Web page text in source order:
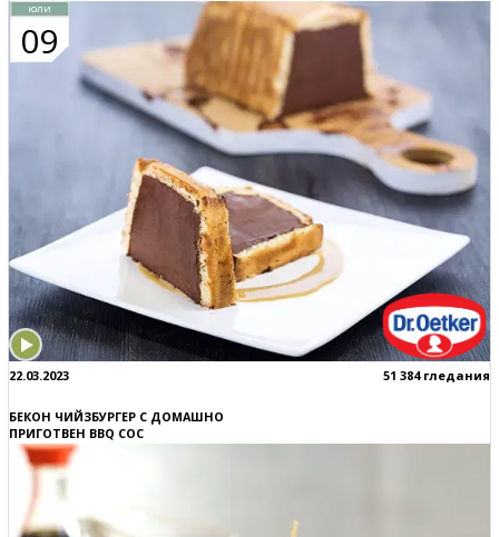
юли
09
22.03.2023 51 384 гледания
БЕКОН ЧИЙЗБУРГЕР С ДОМАШНО
ПРИГОТВЕН BBQ СОС